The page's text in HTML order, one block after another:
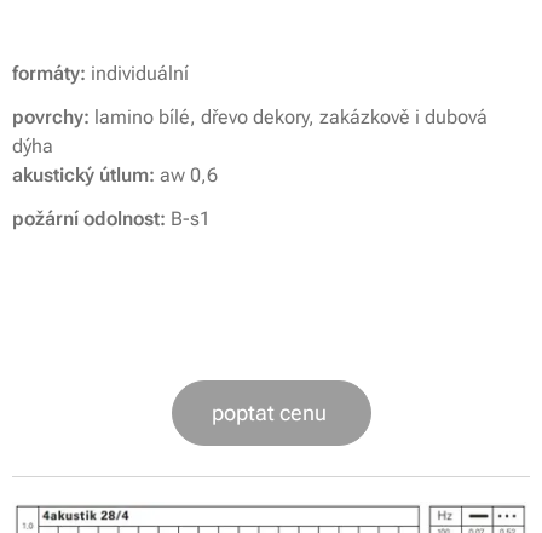
formáty: individuální
povrchy: lamino bílé, dřevo dekory, zakázkově i dubová
dýha
akustický útlum: aw 0,6
požární odolnost: B-s1
poptat cenu